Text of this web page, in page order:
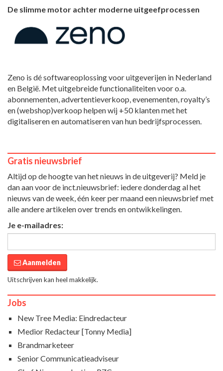
De slimme motor achter moderne uitgeefprocessen
Zeno is dé softwareoplossing voor uitgeverijen in Nederland
en België. Met uitgebreide functionaliteiten voor o.a.
abonnementen, advertentieverkoop, evenementen, royalty’s
en (webshop)verkoop helpen wij +50 klanten met het
digitaliseren en automatiseren van hun bedrijfsprocessen.
Gratis nieuwsbrief
Altijd op de hoogte van het nieuws in de uitgeverij? Meld je
dan aan voor de inct.nieuwsbrief: iedere donderdag al het
nieuws van de week, één keer per maand een nieuwsbrief met
alle andere artikelen over trends en ontwikkelingen.
Je e-mailadres:
Aanmelden
Uitschrijven kan heel makkelijk.
Jobs
New Tree Media: Eindredacteur
Medior Redacteur [Tonny Media]
Brandmarketeer
Senior Communicatieadviseur